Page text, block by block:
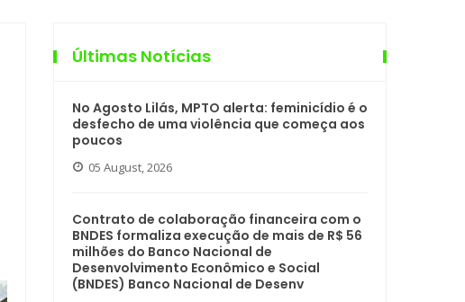
Últimas Notícias
No Agosto Lilás, MPTO alerta: feminicídio é o
desfecho de uma violência que começa aos
poucos
05 August, 2026
Contrato de colaboração financeira com o
BNDES formaliza execução de mais de R$ 56
milhões do Banco Nacional de
Desenvolvimento Econômico e Social
(BNDES) Banco Nacional de Desenv